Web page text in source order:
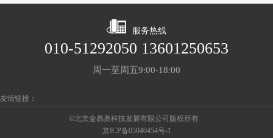
服务热线
010-51292050 13601250653
周一至周五9:00-18:00
友情链接：
©北京金易奥科技发展有限公司版权所有
京ICP备05040454号-1